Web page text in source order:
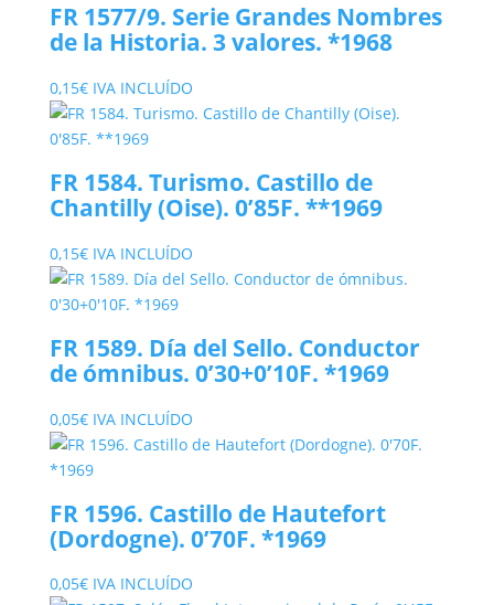
FR 1577/9. Serie Grandes Nombres
de la Historia. 3 valores. *1968
0,15€ IVA INCLUÍDO
FR 1584. Turismo. Castillo de
Chantilly (Oise). 0’85F. **1969
0,15€ IVA INCLUÍDO
FR 1589. Día del Sello. Conductor
de ómnibus. 0’30+0’10F. *1969
0,05€ IVA INCLUÍDO
FR 1596. Castillo de Hautefort
(Dordogne). 0’70F. *1969
0,05€ IVA INCLUÍDO